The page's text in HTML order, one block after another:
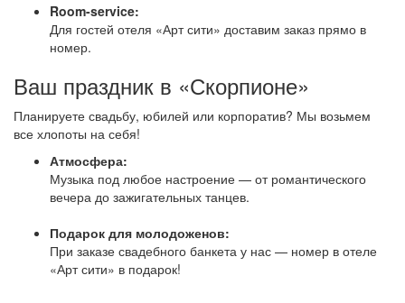
Room-service:
Для гостей отеля «Арт сити» доставим заказ прямо в
номер.
Ваш праздник в «Скорпионе»
Планируете свадьбу, юбилей или корпоратив? Мы возьмем
все хлопоты на себя!
Атмосфера:
Музыка под любое настроение — от романтического
вечера до зажигательных танцев.
Подарок для молодоженов:
При заказе свадебного банкета у нас — номер в отеле
«Арт сити» в подарок!